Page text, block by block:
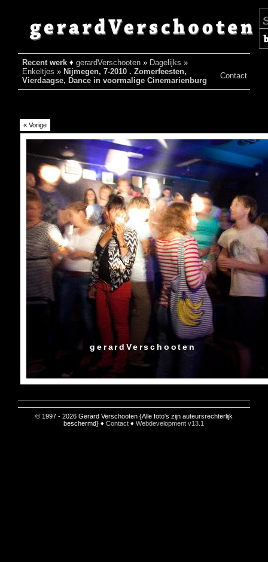
Recent werk♦ gerardVerschooten» Dagelijks »
Enkeltjes » Nijmegen, 7-2010 . Zomerfeesten,
Vierdaagse, Dance in voormalige Cinemarienburg
Contact
« Vorige
gerardVerschooten
© 1997 - 2026 Gerard Verschooten {Alle foto's zijn auteursrechterlijk
beschermd} ♦Contact ♦Webdevelopment v13.1